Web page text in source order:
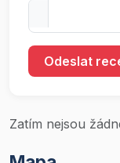
Odeslat
Zatím nejsou